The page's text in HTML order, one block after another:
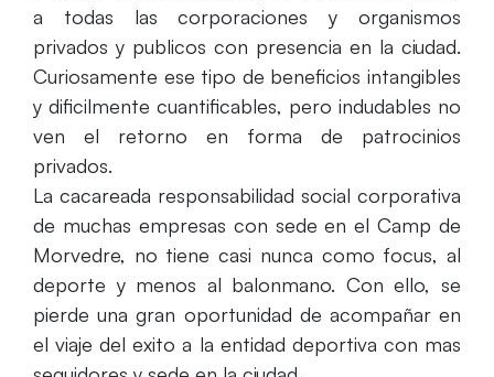
a todas las corporaciones y organismos
privados y publicos con presencia en la ciudad.
Curiosamente ese tipo de beneficios intangibles
y dificilmente cuantificables, pero indudables no
ven el retorno en forma de patrocinios
privados.
La cacareada responsabilidad social corporativa
de muchas empresas con sede en el Camp de
Morvedre, no tiene casi nunca como focus, al
deporte y menos al balonmano. Con ello, se
pierde una gran oportunidad de acompañar en
el viaje del exito a la entidad deportiva con mas